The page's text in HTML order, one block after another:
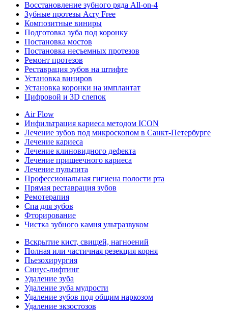
Восстановление зубного ряда All‑on‑4
Зубные протезы Acry Free
Композитные виниры
Подготовка зуба под коронку
Постановка мостов
Постановка несъемных протезов
Ремонт протезов
Реставрация зубов на штифте
Установка виниров
Установка коронки на имплантат
Цифровой и 3D слепок
Air Flow
Инфильтрация кариеса методом ICON
Лечение зубов под микроскопом в Санкт-Петербурге
Лечение кариеса
Лечение клиновидного дефекта
Лечение пришеечного кариеса
Лечение пульпита
Профессиональная гигиена полости рта
Прямая реставрация зубов
Ремотерапия
Спа для зубов
Фторирование
Чистка зубного камня ультразвуком
Вскрытие кист, свищей, нагноений
Полная или частичная резекция корня
Пьезохирургия
Синус-лифтинг
Удаление зуба
Удаление зуба мудрости
Удаление зубов под общим наркозом
Удаление экзостозов